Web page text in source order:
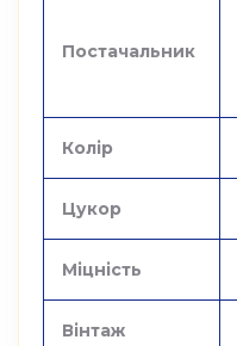
Постачальник
Колір
Цукор
Міцність
Вінтаж